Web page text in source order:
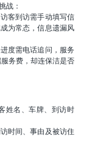
战：
客到访需手动填写信
为常态，信息遗漏风
度需电话追问，服务
务费，却连保洁是否
姓名、车牌、到访时
时间、事由及被访住